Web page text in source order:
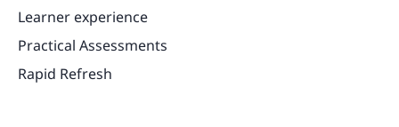
Learner experience
Practical Assessments
Rapid Refresh